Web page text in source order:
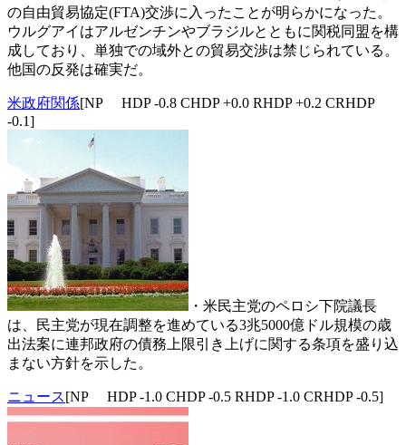
の自由貿易協定(FTA)交渉に入ったことが明らかになった。
ウルグアイはアルゼンチンやブラジルとともに関税同盟を構
成しており、単独での域外との貿易交渉は禁じられている。
他国の反発は確実だ。
米政府関係[NP HDP -0.8 CHDP +0.0 RHDP +0.2 CRHDP
-0.1]
・米民主党のペロシ下院議長
は、民主党が現在調整を進めている3兆5000億ドル規模の歳
出法案に連邦政府の債務上限引き上げに関する条項を盛り込
まない方針を示した。
ニュース[NP HDP -1.0 CHDP -0.5 RHDP -1.0 CRHDP -0.5]